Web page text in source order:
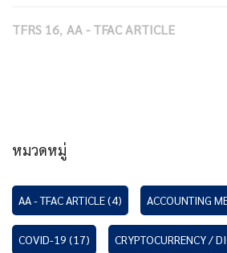
TFRS 16 AA - TFAC ARTICLE
หมวดหมู่
AA - TFAC ARTICLE(4) ACCOUNTING
COVID-19 (17) CRYPTOCURRENCY /